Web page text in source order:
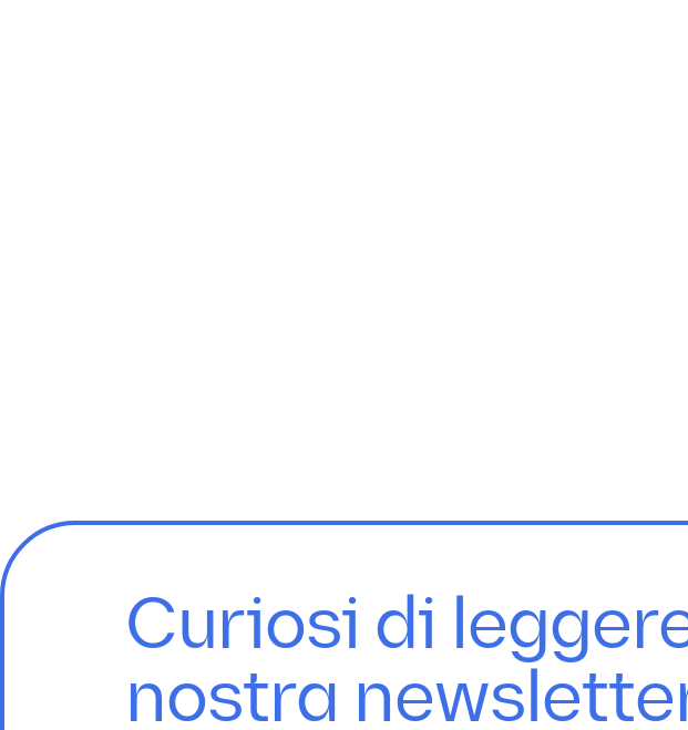
Curiosi di
nostra